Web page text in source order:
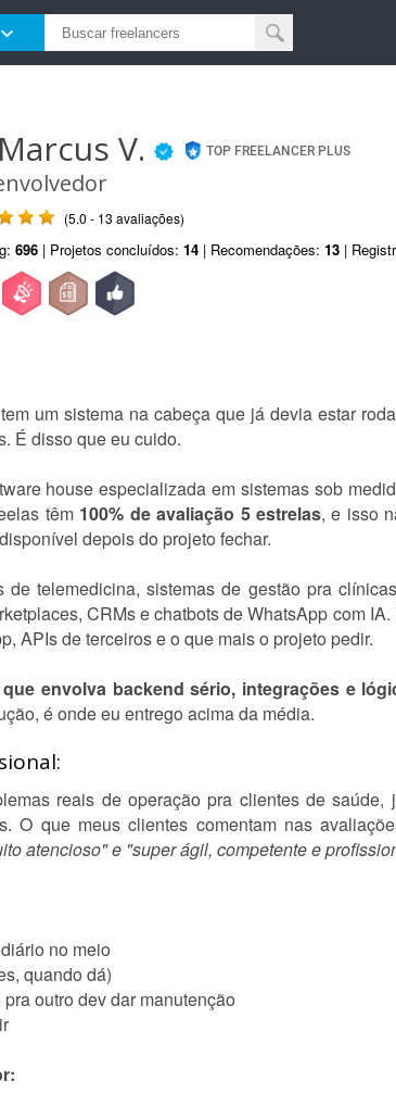
Marcus V. TOP FREELANCER PLUS
(5.0 - 13 avaliações)
696 | Projetos concluídos: 14 | Recomendações: 13 |
um sistema na cabeça que já devia estar
É disso que eu cuido.
house especializada em sistemas sob
têm 100% de avaliação 5 estrelas, e isso
depois do projeto fechar.
telemedicina, sistemas de gestão pra
CRMs e chatbots de WhatsApp com
APIs de terceiros e o que mais o projeto pedir.
envolva backend sério, integrações e
é onde eu entrego acima da média.
reais de operação pra clientes de saúde,
O que meus clientes comentam nas
atencioso" e "super ágil, competente e
no meio
quando dá)
outro dev dar manutenção